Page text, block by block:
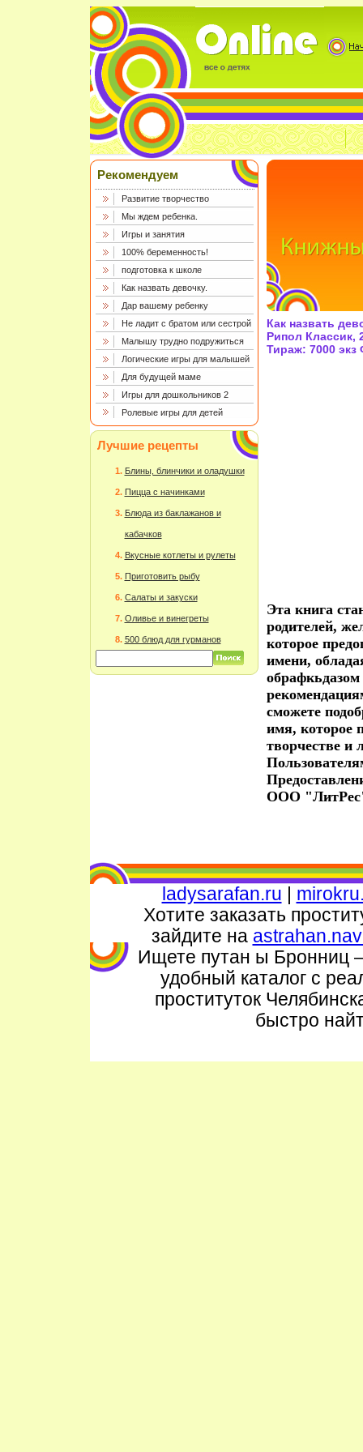
Рекомендуем
Развитие творчество
Мы ждем ребенка.
Игры и занятия
100% беременность!
подготовка к школе
Как назвать девочку.
Дар вашему ребенку
Не ладит с братом или сестрой
Малышу трудно подружиться
Логические игры для малышей
Для будущей маме
Игры для дошкольников 2
Ролевые игры для детей
Лучшие рецепты
Блины, блинчики и оладушки
Пицца с начинками
Блюда из баклажанов и
кабачков
Вкусные котлеты и рулеты
Приготовить рыбу
Салаты и закуски
Оливье и винегреты
500 блюд для гурманов
Как назвать
Рипол Классик,
Тираж: 7000 экз
Эта книга
родителей,
которое
имени,
сможете
имя, которое
творчестве и
ООО
ladysarafan.ru
Хотите заказать
зайдите на
Ищете путан ы Бронниц
удобный каталог с
проституток
быстро